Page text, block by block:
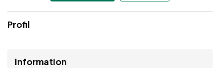
Profil
Information